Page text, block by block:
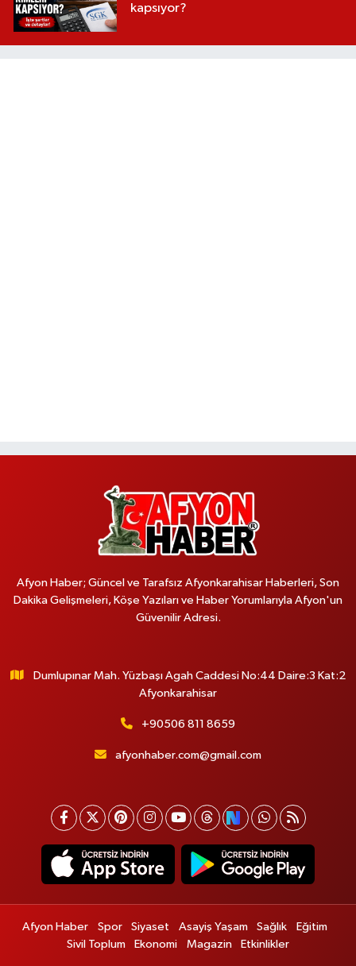
kapsıyor?
Afyon Haber; Güncel ve Tarafsız Afyonkarahisar Haberleri, Son
Dakika Gelişmeleri, Köşe Yazıları ve Haber Yorumlarıyla Afyon'un
Güvenilir Adresi.
Dumlupınar Mah. Yüzbaşı Agah Caddesi No:44 Daire:3 Kat:2
Afyonkarahisar
+90506 811 8659
afyonhaber.com@gmail.com
Afyon Haber Spor Siyaset Asayiş Yaşam Sağlık
Eğitim
Sivil Toplum
Ekonomi Magazin Etkinlikler